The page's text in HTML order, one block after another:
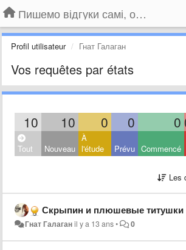
Пишемо відгуки самі, обговорюємо інші ідеї та пропозиції до Громадського Телебачення
Profil utilisateur Гнат Галаган
Vos requêtes par états
10 10 0 0 0
Tout Nouveau
À
l'étude
Prévu Commencé
Les
Скрыпин и плюшевые титушки
Гнат Галаганil y a 13 ans• 0